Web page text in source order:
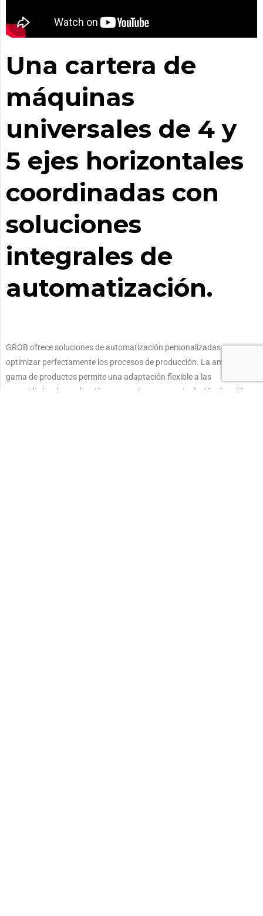
Una cartera de
máquinas
universales de 4 y
5 ejes horizontales
coordinadas con
soluciones
integrales de
automatización.
GROB ofrece soluciones de automatización personalizadas para
optimizar perfectamente los procesos de producción. La amplia
gama de productos permite una adaptación flexible a las
capacidades de producción y garantiza una manipulación de palés